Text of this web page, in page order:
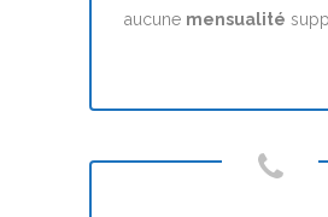
aucune mensualité